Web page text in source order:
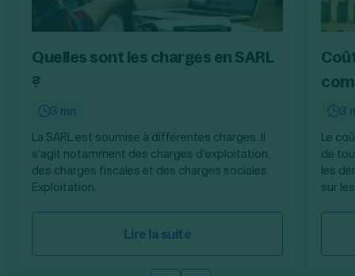
Quelles sont les charges en SARL
?
3 mn
La SARL est soumise à différentes charges. Il
s’agit notamment des charges d’exploitation,
des charges fiscales et des charges sociales.
Exploitation.
Lire la suite
3
Le
de
les
sur